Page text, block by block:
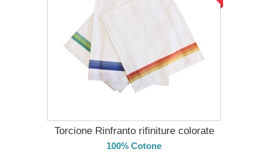
Torcione Rinfranto rifiniture colorate
100% Cotone